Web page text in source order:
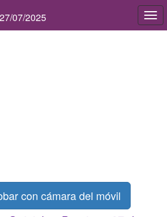
07/2025
con cámara del móvil